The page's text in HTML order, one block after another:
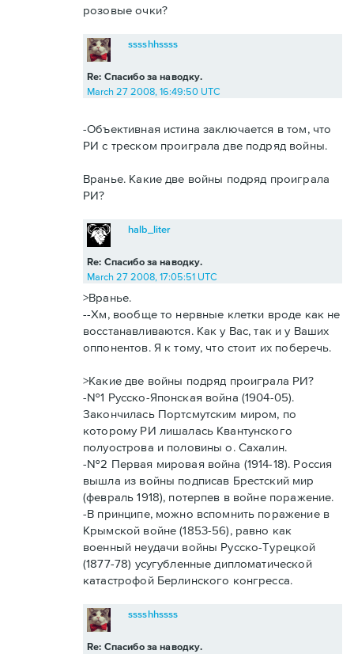
розовые очки?
Re: Спасибо за наводку.
sssshhssss
March 27 2008, 16:49:50 UTC
-Объективная истина заключается в том, что
РИ с треском проиграла две подряд войны.
Вранье. Какие две войны подряд проиграла
РИ?
Re: Спасибо за наводку.
halb_liter
March 27 2008, 17:05:51 UTC
>Вранье.
--Хм, вообще то нервные клетки вроде как не
восстанавливаются. Как у Вас, так и у Ваших
оппонентов. Я к тому, что стоит их поберечь.
>Какие две войны подряд проиграла РИ?
-№1 Русско-Японская война (1904-05).
Закончилась Портсмутским миром, по
которому РИ лишалась Квантунского
полуострова и половины о. Сахалин.
-№2 Первая мировая война (1914-18). Россия
вышла из войны подписав Брестский мир
(февраль 1918), потерпев в войне поражение.
-В принципе, можно вспомнить поражение в
Крымской войне (1853-56), равно как
военный неудачи войны Русско-Турецкой
(1877-78) усугубленные дипломатической
катастрофой Берлинского конгресса.
Re: Спасибо за наводку.
sssshhssss